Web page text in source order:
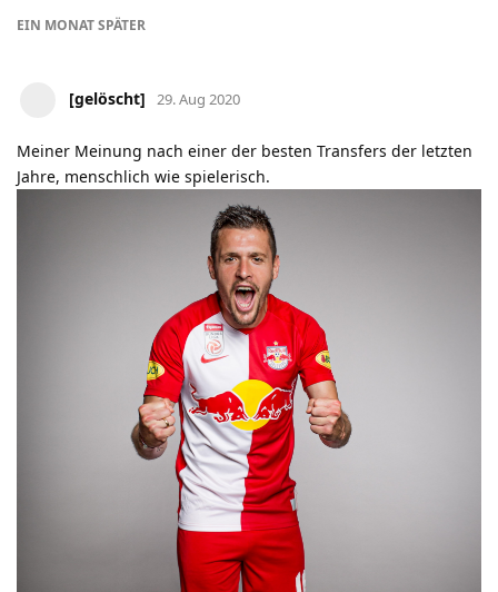
EIN MONATSPÄTER
[gelöscht] 29. Aug 2020
Meiner Meinung nach einer der besten Transfers der letzten
Jahre, menschlich wie spielerisch.